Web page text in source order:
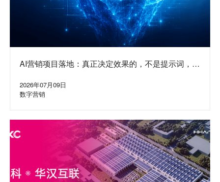
AI营销项目落地：真正决定效果的，不是提示词，而
2026年07月09日
数字营销